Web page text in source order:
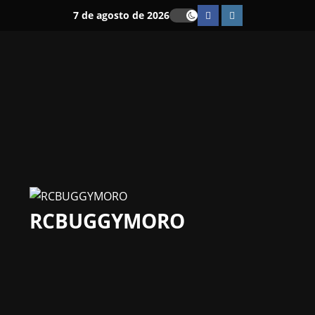
7 de agosto de 2026 FacebookInstagram
RCBUGGYMORO